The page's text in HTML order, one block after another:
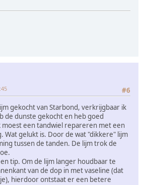
#6
gekocht van Starbond, verkrijgbaar ik
de dunste gekocht en heb goed
moest een tandwiel repareren met een
Wat gelukt is. Door de wat "dikkere" lijm
tussen de tanden. De lijm trok de
tip. Om de lijm langer houdbaar te
van de dop in met vaseline (dat
hierdoor ontstaat er een betere